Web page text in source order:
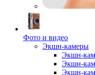
Фото и видео
Экшн-камеры
Экшн-
Экшн-
Экшн-